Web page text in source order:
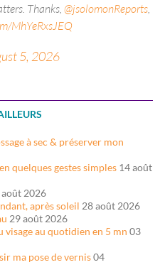
Thanks, @jsolomonReports,
MhYeRxsJEQ
5, 2026
à sec & préserver mon
quelques gestes simples 14 août
2026
après soleil 28 août 2026
29 août 2026
visage au quotidien en 5 mn 03
ma pose de vernis04